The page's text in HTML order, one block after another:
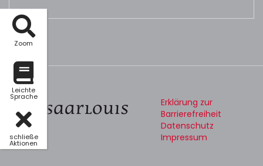
Zoom
Leichte
Sprache
schließe
Aktionen
Erklärung zur
Barrierefreiheit
Datenschutz
Impressum